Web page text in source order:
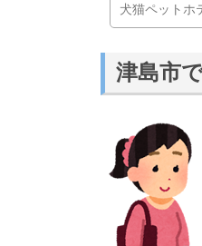
犬猫ペットホ
津島市